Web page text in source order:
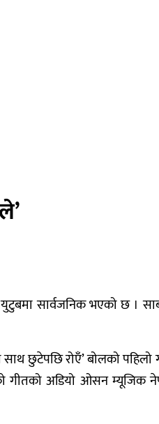
युटुबमा सार्वजनिक भएको छ ।
छुटेपछि रोएँ’ बोलको पहिलो
अडियो ओसन म्यूजिक